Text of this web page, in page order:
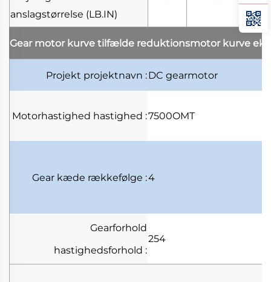
anslagstørrelse (LB.IN)
Gear motor kurve tilfælde reduktionsmotor kurve
Projekt projektnavn :DC gearmotor
Motorhastighed hastighed :7500OMT
Gear kæde rækkefølge :4
Gearforhold
hastighedsforhold :
254